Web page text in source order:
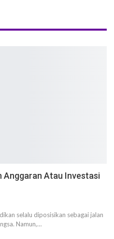
Anggaran Atau Investasi
selalu diposisikan sebagai jalan
Namun,…